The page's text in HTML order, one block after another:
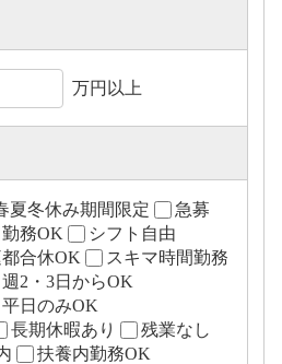
万円 以上
夏冬休み期間限定
急募
勤務OK
シフト自由
合休OK
スキマ時間勤務
週2・3日からOK
平日のみOK
長期休暇あり
残業なし
扶養内勤務OK